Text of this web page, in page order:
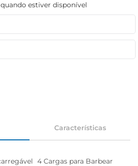
estiver disponível
Características
4 Cargas para Barbear